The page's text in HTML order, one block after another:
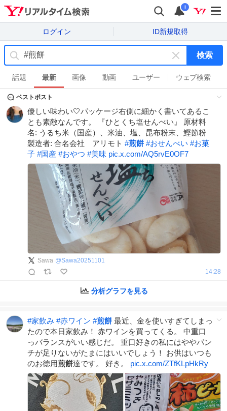
i
ログイン ID新規取得
キ
ー
ワ
ド
消
す
検索
話題 最新 画像 動画 ユーザー ウェブ検索
ベストポスト
優しい味わい🤍パッケージ右側に細かく書いてあるこ
とも素敵なんです。 『ひとくち塩せんべい』 原材料
名: うるち米（国産）、米油、塩、昆布粉末、鰹節粉
製造者: 合名会社 アリモト #煎餅 #おせんべい #お菓
子 #国産 #おやつ #美味 pic.x.com/AQ5rvE0OF7
Sawa @Sawa20251101
14:28
分析グラフを見る
#家飲み #赤ワイン #煎餅 最近、金を使いすぎてしまっ
たので本日家飲み！ 赤ワインを買ってくる。 中重口
っバランスがいい感じだ。 重口好きの私にはややパン
チが足りないがたまにはいいでしょう！ お供はいつも
のお徳用煎餅達です。 好き。 pic.x.com/ZTfKLpHkRy